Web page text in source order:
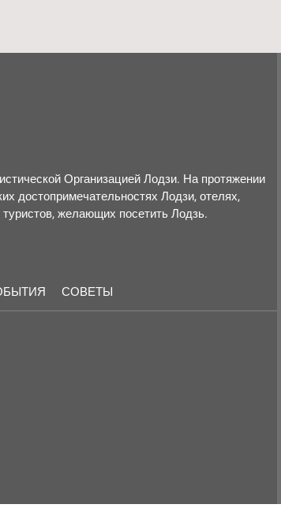
Организацией Лодзи. На протяжении
достопримечательностях Лодзи, отелях,
туристов, желающих посетить Лодзь.
СОВЕТЫ